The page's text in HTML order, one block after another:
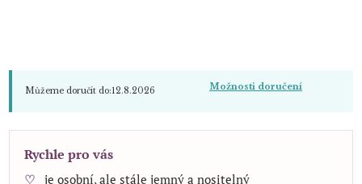
Můžeme doručit do:12.8.2026 Možnosti doručení
Rychle pro vás
je osobní, ale stále jemný a nositelný